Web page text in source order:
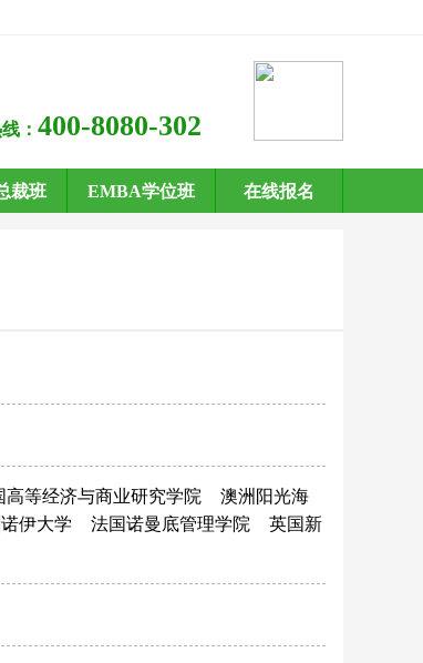
： 400-8080-302
裁班 EMBA学位班 在线报名
高等经济与商业研究学院
澳洲阳光海
伊大学 法国诺曼底管理学院
英国新